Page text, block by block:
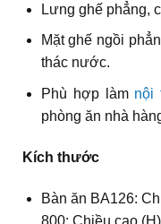
Lưng ghế phẳng,
Mặt ghế ngồi
thác nước.
Phù hợp làm nội
phòng ăn nhà
Kích thước
Bàn ăn BA126:
800; Chiều cao